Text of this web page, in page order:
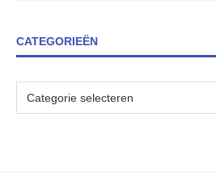
CATEGORIEËN